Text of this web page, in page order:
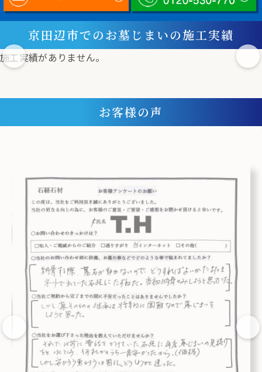
京田辺市でのお墓じまいの施工実績
施工実績がありません。
お客様の声